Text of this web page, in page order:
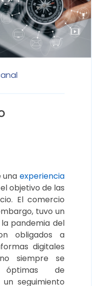
una experiencia
objetivo de las
El comercio
tuvo un
pandemia del
obligados a
digitales
siempre se
óptimas de
seguimiento